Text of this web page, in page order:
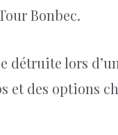
Bonbec.
détruite lors
et des options